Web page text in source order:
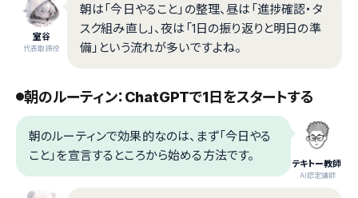
室谷
代表取締役
朝は「今日やること」の整理、昼は「進捗確認・タ
スク組み直し」、夜は「1日の振り返りと明日の準
備」という流れが多いですよね。
朝のルーティン：ChatGPTで1日をスタートする
テキトー教師
.AI認定講師
朝のルーティンで効果的なのは、まず「今日やる
こと」を宣言するところから始める方法です。